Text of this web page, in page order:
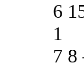
6
1
7 8